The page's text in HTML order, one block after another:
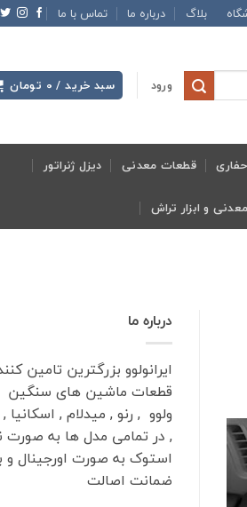
بلاگ درباره ما تماس با ما
ورود سبد خرید / 0 تومان
قطعات معدنی دیزل ژنراتور
درباره ما
ایرانولوو بزرگترین تامین
قطعات ماشین های سنگین
ولوو , رنو , میدلام , اسکانیا ,
, در تمامی مدل ها به صورت
استوک به صورت اورجینال و
ضمانت اصالت